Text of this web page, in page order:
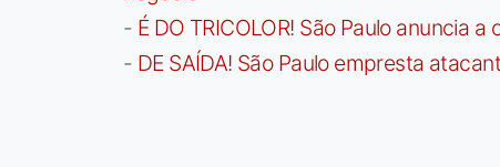
- É DO TRICOLOR! São Paulo anuncia
- DE SAÍDA! São Paulo empresta